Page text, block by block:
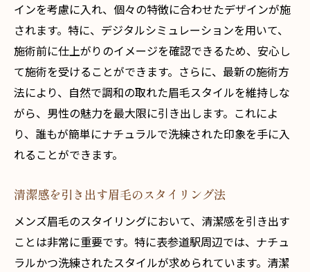
インを考慮に入れ、個々の特徴に合わせたデザインが施
されます。特に、デジタルシミュレーションを用いて、
施術前に仕上がりのイメージを確認できるため、安心し
て施術を受けることができます。さらに、最新の施術方
法により、自然で調和の取れた眉毛スタイルを維持しな
がら、男性の魅力を最大限に引き出します。これによ
り、誰もが簡単にナチュラルで洗練された印象を手に入
れることができます。
清潔感を引き出す眉毛のスタイリング法
メンズ眉毛のスタイリングにおいて、清潔感を引き出す
ことは非常に重要です。特に表参道駅周辺では、ナチュ
ラルかつ洗練されたスタイルが求められています。清潔